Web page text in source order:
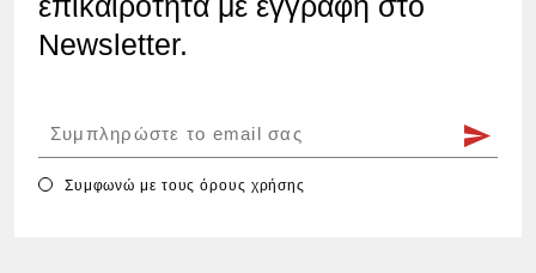
Newsletter.
Συμφωνώ με τουςόρους χρήσης